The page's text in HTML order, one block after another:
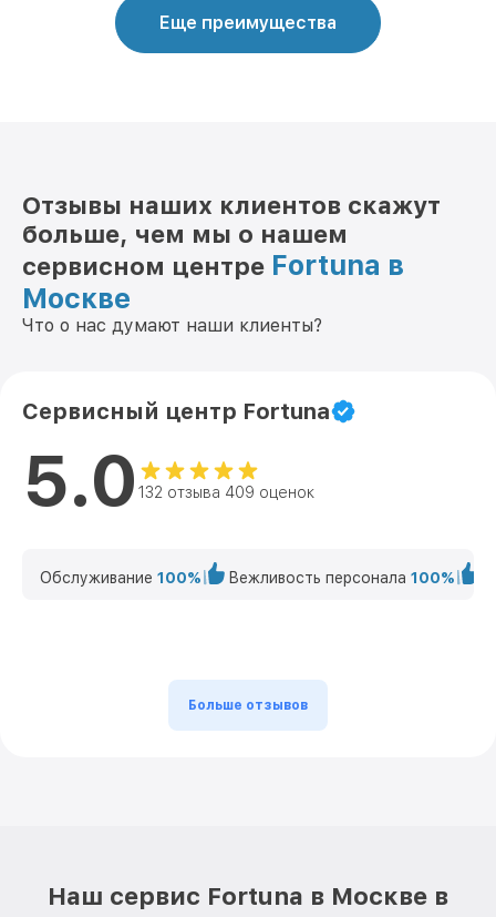
Еще преимущества
Отзывы наших клиентов скажут
больше, чем мы о нашем
сервисном центре Fortuna в
Москве
Что о нас думают наши клиенты?
Сервисный центр Fortuna
5.0 132 отзыва 409 оценок
Обслуживание 100% Вежливость персонала 100%
Больше отзывов
Наш сервис Fortuna в Москве в